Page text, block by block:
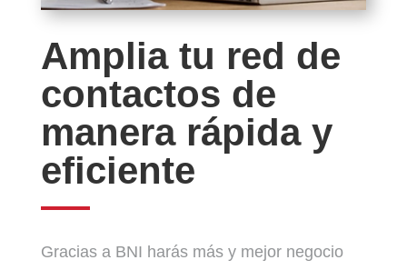
Amplia tu red de
contactos de
manera rápida y
eficiente
Gracias a BNI harás más y mejor negocio